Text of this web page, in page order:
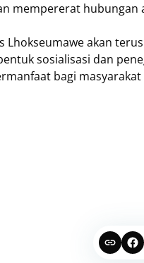
mempererat hubungan
Lhokseumawe akan
sosialisasi dan
bagi